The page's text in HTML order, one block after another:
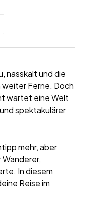
nasskalt und die
weiter Ferne. Doch
wartet eine Welt
spektakulärer
mehr, aber
In diesem
Reise im